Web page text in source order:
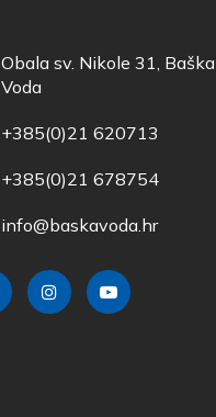
Obala sv. Nikole 31, Baška
Voda
+385(0)21 620713
+385(0)21 678754
info@baskavoda.hr